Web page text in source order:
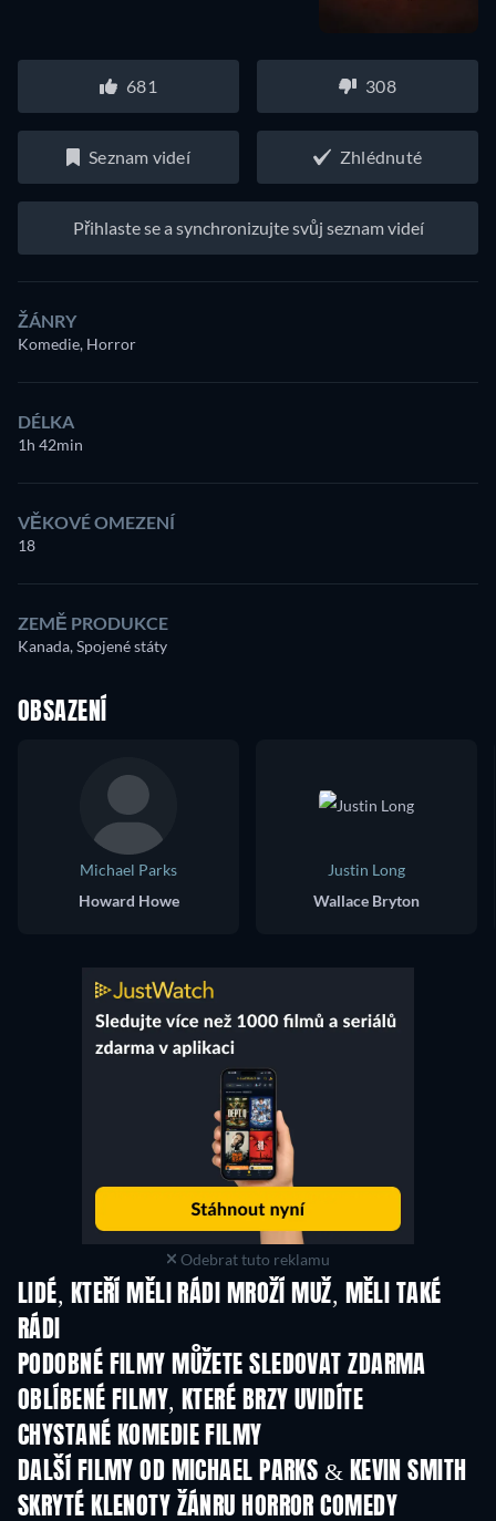
681 308
Seznam videí Zhlédnuté
Přihlaste se a synchronizujte svůj seznam videí
ŽÁNRY
Komedie, Horror
DÉLKA
1h 42min
VĚKOVÉ OMEZENÍ
18
ZEMĚ PRODUKCE
Kanada, Spojené státy
OBSAZENÍ
Michael Parks
Howard Howe
Justin Long
Wallace Bryton
Odebrat tuto reklamu
LIDÉ, KTEŘÍ MĚLI RÁDI MROŽÍ MUŽ, MĚLI TAKÉ
RÁDI
PODOBNÉ FILMY MŮŽETE SLEDOVAT ZDARMA
OBLÍBENÉ FILMY, KTERÉ BRZY UVIDÍTE
CHYSTANÉ KOMEDIE FILMY
DALŠÍ FILMY OD MICHAEL PARKS & KEVIN SMITH
SKRYTÉ KLENOTY ŽÁNRU HORROR COMEDY